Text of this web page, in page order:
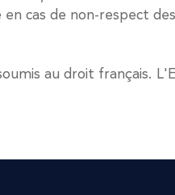
cas de non-respect
au droit français.